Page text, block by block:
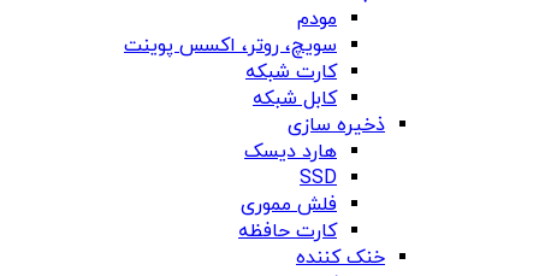
مودم
سویچ، روتر، اکسس پوینت
کارت شبکه
کابل شبکه
ذخیره سازی
هارد دیسک
SSD
فلش مموری
کارت حافظه
خنک کننده